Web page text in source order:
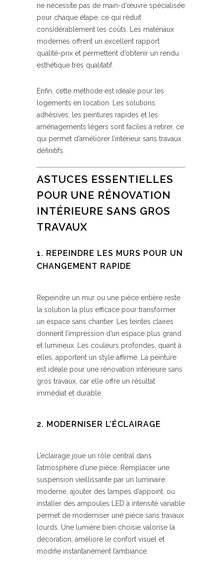
ne nécessite pas de main-d’œuvre spécialisée
pour chaque étape, ce qui réduit
considérablement les coûts. Les matériaux
modernes offrent un excellent rapport
qualité-prix et permettent d’obtenir un rendu
esthétique très qualitatif.
Enfin, cette méthode est idéale pour les
logements en location. Les solutions
adhésives, les peintures rapides et les
aménagements légers sont faciles à retirer, ce
qui permet d’améliorer l’intérieur sans travaux
définitifs.
ASTUCES ESSENTIELLES
POUR UNE RÉNOVATION
INTÉRIEURE SANS GROS
TRAVAUX
1. REPEINDRE LES MURS POUR UN
CHANGEMENT RAPIDE
Repeindre un mur ou une pièce entière reste
la solution la plus efficace pour transformer
un espace sans chantier. Les teintes claires
donnent l’impression d’un espace plus grand
et lumineux. Les couleurs profondes, quant à
elles, apportent un style affirmé. La peinture
est idéale pour une rénovation intérieure sans
gros travaux, car elle offre un résultat
immédiat et durable.
2. MODERNISER L’ÉCLAIRAGE
L’éclairage joue un rôle central dans
l’atmosphère d’une pièce. Remplacer une
suspension vieillissante par un luminaire
moderne, ajouter des lampes d’appoint, ou
installer des ampoules LED à intensité variable
permet de moderniser une pièce sans travaux
lourds. Une lumière bien choisie valorise la
décoration, améliore le confort visuel et
modifie instantanément l’ambiance.